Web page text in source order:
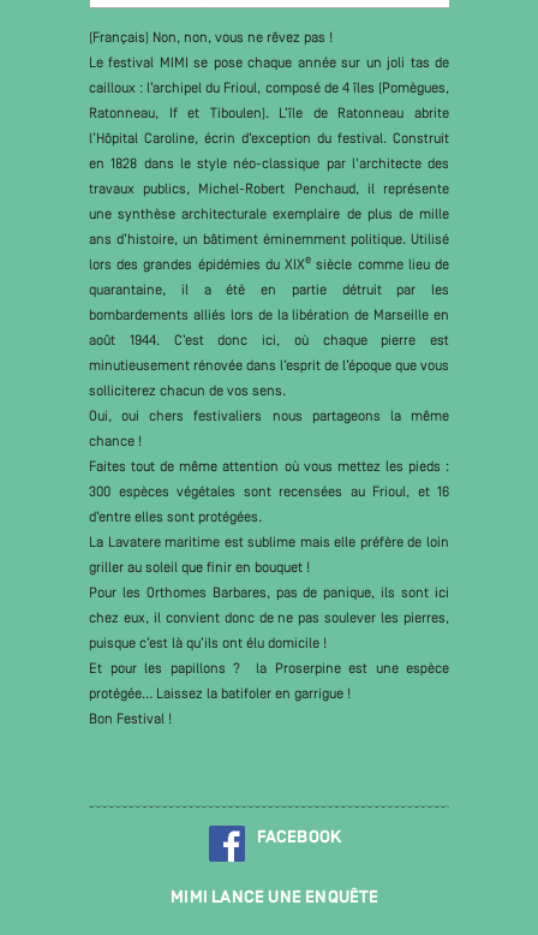
(Français) Non, non, vous ne rêvez pas !
Le festival MIMI se pose chaque année sur un joli tas de
cailloux : l’archipel du Frioul, composé de 4 îles (Pomègues,
Ratonneau, If et Tiboulen). L’île de Ratonneau abrite
l’Hôpital Caroline, écrin d’exception du festival. Construit
en 1828 dans le style néo-classique par l'architecte des
travaux publics, Michel-Robert Penchaud, il représente
une synthèse architecturale exemplaire de plus de mille
ans d’histoire, un bâtiment éminemment politique. Utilisé
lors des grandes épidémies du XIXe siècle comme lieu de
quarantaine, il a été en partie détruit par les
bombardements alliés lors de la libération de Marseille en
août 1944. C’est donc ici, où chaque pierre est
minutieusement rénovée dans l’esprit de l’époque que vous
solliciterez chacun de vos sens.
Oui, oui chers festivaliers nous partageons la même
chance !
Faites tout de même attention où vous mettez les pieds :
300 espèces végétales sont recensées au Frioul, et 16
d’entre elles sont protégées.
La Lavatere maritime est sublime mais elle préfère de loin
griller au soleil que finir en bouquet !
Pour les Orthomes Barbares, pas de panique, ils sont ici
chez eux, il convient donc de ne pas soulever les pierres,
puisque c’est là qu’ils ont élu domicile !
Et pour les papillons ? la Proserpine est une espèce
protégée… Laissez la batifoler en garrigue !
Bon Festival !
FACEBOOK
MIMI LANCE UNE ENQUÊTE